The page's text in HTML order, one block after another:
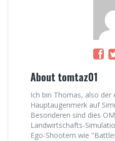
About tomtaz01
Ich bin Thomas, also
Hauptaugenmerk auf
Besonderen sind dies
Landwirtschafts-
Ego-Shootern wie